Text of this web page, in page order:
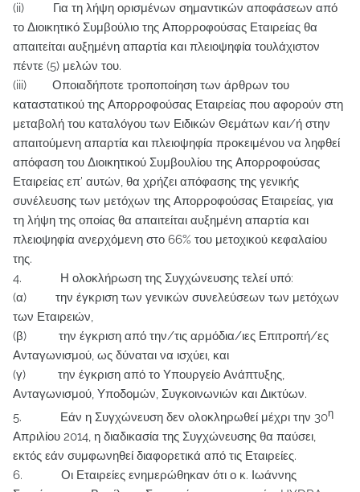
(ii) Για τη λήψη ορισμένων σημαντικών αποφάσεων από
το Διοικητικό Συμβούλιο της Απορροφούσας Εταιρείας θα
απαιτείται αυξημένη απαρτία και πλειοψηφία τουλάχιστον
πέντε (5) μελών του.
(iii) Οποιαδήποτε τροποποίηση των άρθρων του
καταστατικού της Απορροφούσας Εταιρείας που αφορούν στη
μεταβολή του καταλόγου των Ειδικών Θεμάτων και/ή στην
απαιτούμενη απαρτία και πλειοψηφία προκειμένου να ληφθεί
απόφαση του Διοικητικού Συμβουλίου της Απορροφούσας
Εταιρείας επ’ αυτών, θα χρήζει απόφασης της γενικής
συνέλευσης των μετόχων της Απορροφούσας Εταιρείας, για
τη λήψη της οποίας θα απαιτείται αυξημένη απαρτία και
πλειοψηφία ανερχόμενη στο 66% του μετοχικού κεφαλαίου
της.
4. Η ολοκλήρωση της Συγχώνευσης τελεί υπό:
(α) την έγκριση των γενικών συνελεύσεων των μετόχων
των Εταιρειών,
(β) την έγκριση από την/τις αρμόδια/ιες Επιτροπή/ες
Ανταγωνισμού, ως δύναται να ισχύει, και
(γ) την έγκριση από το Υπουργείο Ανάπτυξης,
Ανταγωνισμού, Υποδομών, Συγκοινωνιών και Δικτύων.
5. Εάν η Συγχώνευση δεν ολοκληρωθεί μέχρι την 30η
Απριλίου 2014, η διαδικασία της Συγχώνευσης θα παύσει,
εκτός εάν συμφωνηθεί διαφορετικά από τις Εταιρείες.
6. Οι Εταιρείες ενημερώθηκαν ότι ο κ. Ιωάννης